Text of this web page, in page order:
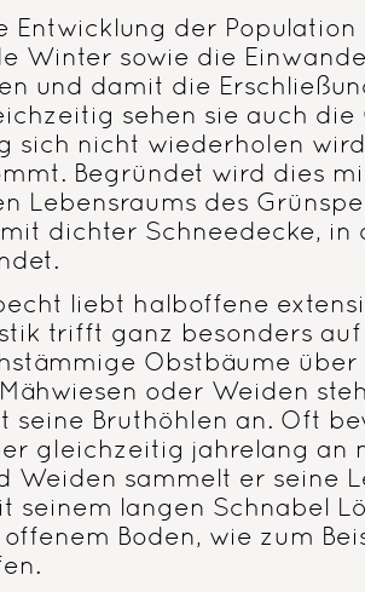
Entwicklung der Population
Winter sowie die
und damit die
sehen sie auch
sich nicht wiederholen
Begründet wird dies
Lebensraums des
dichter Schneedecke, in
liebt halboffene
trifft ganz besonders
Obstbäume
oder Weiden
seine Bruthöhlen an. Oft
gleichzeitig jahrelang an
Weiden sammelt er seine
seinem langen Schnabel
Boden, wie zum